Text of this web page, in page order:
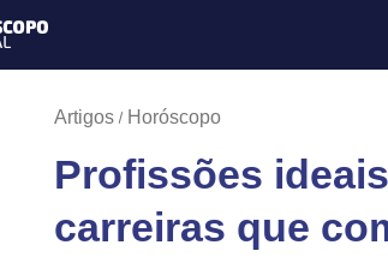
Artigos Horóscopo
Profissões
carreiras que